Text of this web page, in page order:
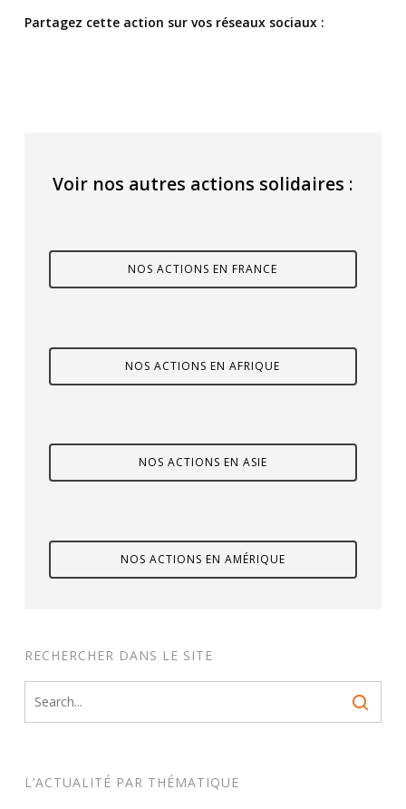
Partagez cette action sur vos réseaux sociaux :
Voir nos autres actions solidaires :
NOS ACTIONS EN FRANCE
NOS ACTIONS EN AFRIQUE
NOS ACTIONS EN ASIE
NOS ACTIONS EN AMÉRIQUE
RECHERCHER DANS LE SITE
L’ACTUALITÉ PAR THÉMATIQUE